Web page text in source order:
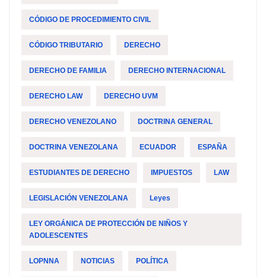
CÓDIGO DE PROCEDIMIENTO CIVIL
CÓDIGO TRIBUTARIO DERECHO
DERECHO DE FAMILIA DERECHO INTERNACIONAL
DERECHO LAW DERECHO UVM
DERECHO VENEZOLANO DOCTRINA GENERAL
DOCTRINA VENEZOLANA ECUADOR ESPAÑA
ESTUDIANTES DE DERECHO IMPUESTOS LAW
LEGISLACIÓN VENEZOLANA Leyes
LEY ORGÁNICA DE PROTECCIÓN DE NIÑOS Y
ADOLESCENTES
LOPNNA NOTICIAS POLÍTICA